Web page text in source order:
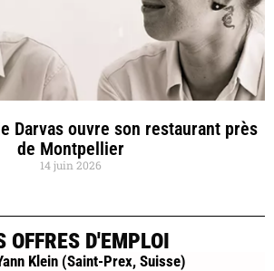
Darvas ouvre son restaurant près
de Montpellier
14 juin 2026
OFFRES D'EMPLOI
Klein (Saint-Prex, Suisse)